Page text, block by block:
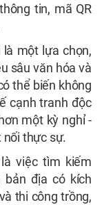
tin, mã QR
là một lựa chọn,
sâu văn hóa và
thể biến không
cạnh tranh độc
một kỳ nghỉ -
nối thực sự.
việc tìm kiếm
bản địa có kích
thi công trồng,